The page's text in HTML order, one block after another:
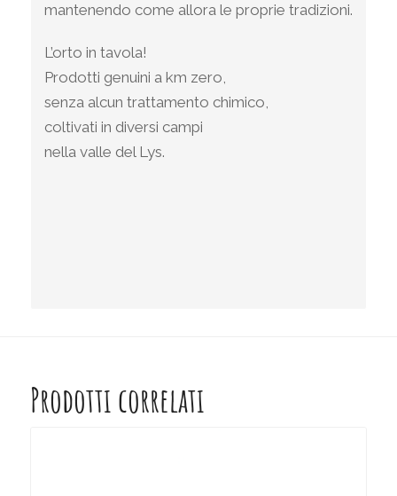
mantenendo come allora le proprie tradizioni.
L’orto in tavola!
Prodotti genuini a km zero,
senza alcun trattamento chimico,
coltivati in diversi campi
nella valle del Lys.
Prodotti correlati